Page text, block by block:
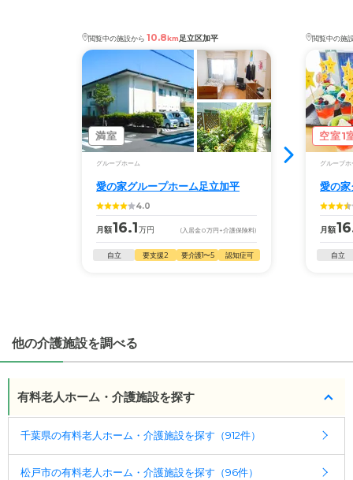
ケアスル 介護では詳細な料金プランをご確認頂けま
す。詳しくはこちら。
◎ケアスル 介護の3つの特徴
・経験豊富な入居相談員が完全無料で施設探しをサ
受付時間：10：00～19：00
・全国10000件の介護施設情報を掲載
幅広い選択肢の中から、条件にあった施設を選ぶ
ことができます。
医療・看護体制から施設を探すこともできます。
閲覧中の施設から 10.8km足立区加平
満室
グループホーム
愛の家グループホーム足立加平
4.0
月額16.1万円 (入居金0万円 +介護保険料)
自立 要支援2 要介護1〜5 認知症可
閲覧中の施
空室1
グループホ
愛の
月額
自立
他の介護施設を調べる
有料老人ホーム・介護施設を探す
千葉県の有料老人ホーム・介護施設を探す（912件）
松戸市の有料老人ホーム・介護施設を探す（96件）